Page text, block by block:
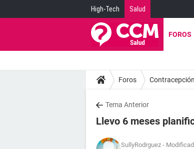
High-Tech Salud
FOROS
Foros Contracepción
Tema Anterior
Llevo 6 meses
SullyRodrguez -